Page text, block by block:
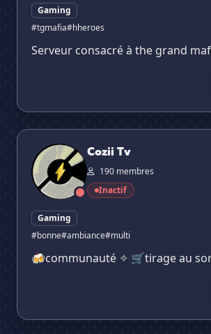
Gaming
#tgmafia#hheroes
Serveur consacré à the grand
Cozii Tv
Cozii Tv
190 membres
Inactif
Gaming
#bonne#ambiance#multi
🍻communauté ✧ 🛒tirage au